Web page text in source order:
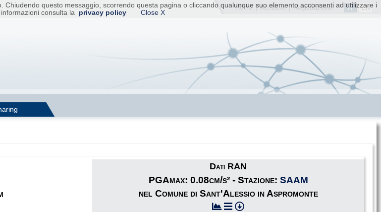
IT EN
Home |Accesso| Registrazione
questo messaggio, scorrendo questa pagina o cliccando qualunque suo elemento acconsenti ad utilizzare i
consulta la
privacy policy Close X
Dati RAN
PGAmax: 0.08cm/s² - Stazione: SAAM
nel Comune di Sant'Alessio in Aspromonte